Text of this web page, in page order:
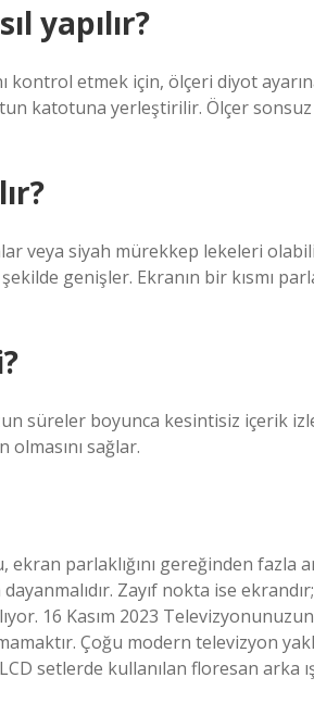
yapılır?
kontrol etmek için, ölçeri diyot
katotuna yerleştirilir. Ölçer
veya siyah mürekkep lekeleri
genişler. Ekranın bir kısmı
süreler boyunca kesintisiz içerik
sağlar.
parlaklığını gereğinden fazla
Zayıf nokta ise
16 Kasım 2023
Çoğu modern televizyon
setlerde kullanılan floresan arka